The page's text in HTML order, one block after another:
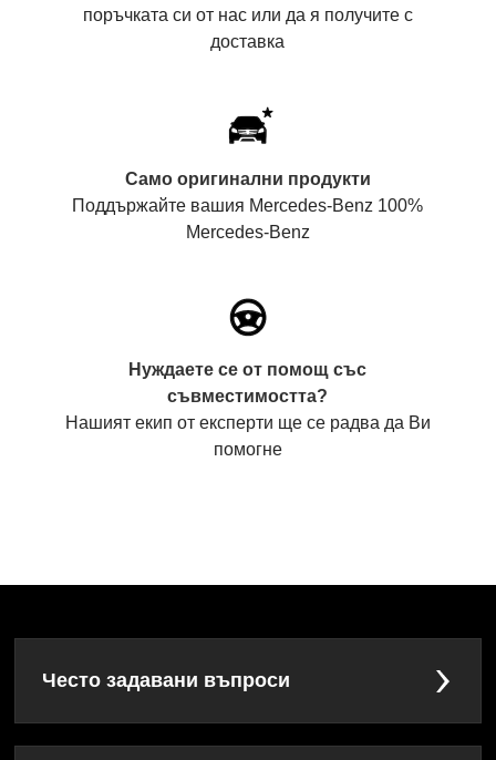
поръчката си от нас или да я получите с
доставка
Само оригинални продукти
Поддържайте вашия Mercedes-Benz 100%
Mercedes-Benz
Нуждаете се от помощ със
съвместимостта?
Нашият екип от експерти ще се радва да Ви
помогне
Често задавани въпроси